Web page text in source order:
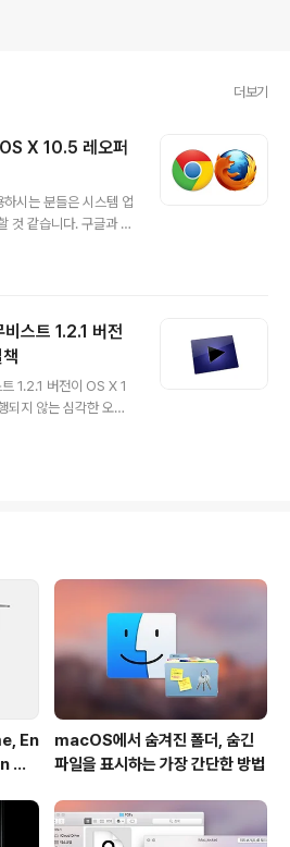
더보기
X 10.5 레오퍼
시는 분들은 시스템 업
것 같습니다. 구글과 모
니다. (위 이미지) 20
어폭스는 오는 11월 2
스 버전 17이 유력)부
됩니다. 즉 OS X 10.5
은 21이며, 파이어폭스
스트 1.2.1 버전
1.2.1 버전이 OS X 1
지 않는 심각한 오류
레임 워크의 오류로 인
의 무비스트 소개란에
10.8 마운틴 라이언 환
합니다.) 이미 업데이트
지 못하고 계신 분들
수 있는 방법이 무비스
En
키
macOS에서 숨겨진 폴더, 숨긴
파일을 표시하는 가장 간단한 방법